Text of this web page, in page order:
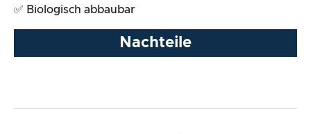
✅ Biologisch abbaubar
Nachteile